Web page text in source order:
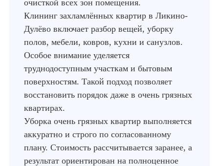
очисткой всех зон помещения.
Клининг захламлённых квартир в Ликино-
Дулёво включает разбор вещей, уборку
полов, мебели, ковров, кухни и санузлов.
Особое внимание уделяется
труднодоступным участкам и бытовым
поверхностям. Такой подход позволяет
восстановить порядок даже в очень грязных
квартирах.
Уборка очень грязных квартир выполняется
аккуратно и строго по согласованному
плану. Стоимость рассчитывается заранее, а
результат ориентирован на полноценное